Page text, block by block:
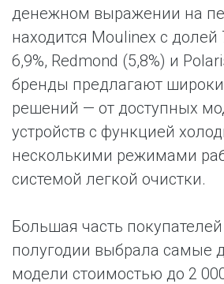
денежном выражении на
находится Moulinex с долей
6,9%, Redmond (5,8%) и
бренды предлагают
решений — от доступных
устройств с функцией
несколькими режимами
системой легкой очистки.
Большая часть
полугодии выбрала самые
модели стоимостью до 2